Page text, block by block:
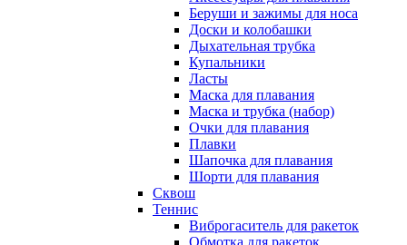
Беруши и зажимы для носа
Доски и колобашки
Дыхательная трубка
Купальники
Ласты
Маска для плавания
Маска и трубка (набор)
Очки для плавания
Плавки
Шапочка для плавания
Шорти для плавания
Сквош
Теннис
Виброгаситель для ракеток
Обмотка для ракеток